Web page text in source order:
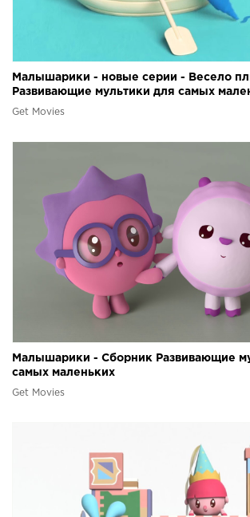
Малышарики - новые серии - Весело
Развивающие мультики для самых
Get Movies
Малышарики - Сборник Развивающие
самых маленьких
Get Movies